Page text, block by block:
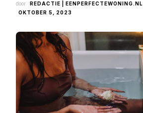
door
REDACTIE | EENPERFECTEWONING.NL
OKTOBER 5, 2023